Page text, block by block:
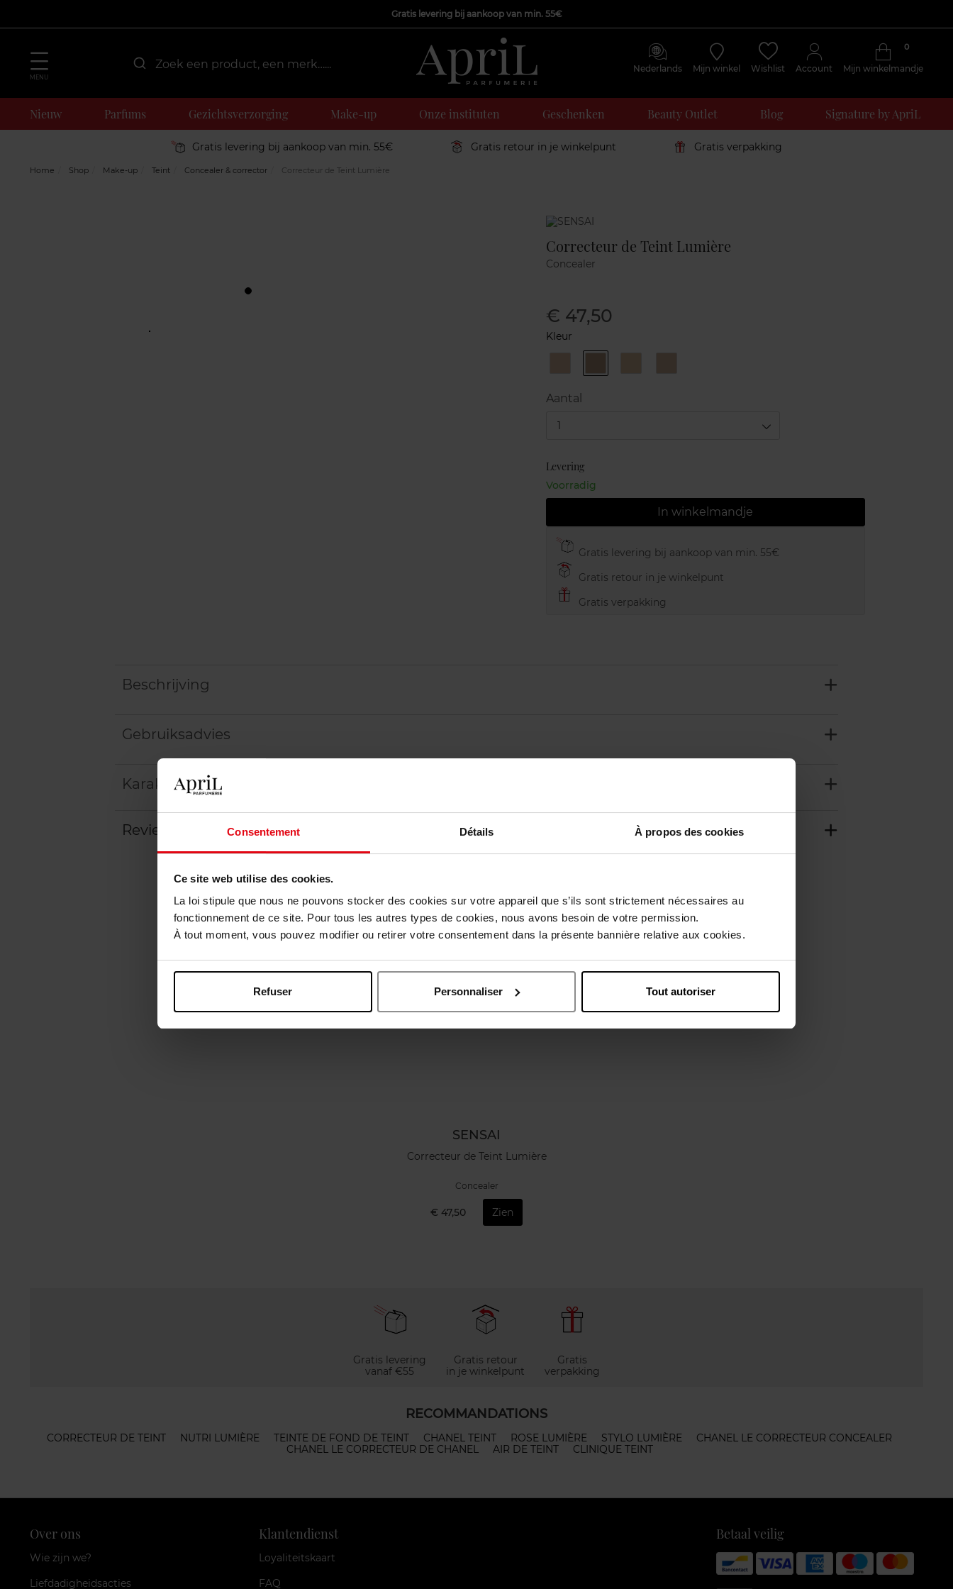
Consentement Détails À propos des cookies
Ce site web utilise des cookies.
La loi stipule que nous ne pouvons stocker des cookies sur votre appareil que s’ils sont strictement nécessaires au
fonctionnement de ce site. Pour tous les autres types de cookies, nous avons besoin de votre permission.
À tout moment, vous pouvez modifier ou retirer votre consentement dans la présente bannière relative aux cookies.
Refuser Personnaliser Tout autoriser
Gratis levering bij aankoop van min. 55€
MENU
Nederlands Mijn winkel Wishlist Account Mijn winkelmandje
0
Nieuw Parfums Gezichtsverzorging Make-up Onze instituten Geschenken Beauty Outlet Blog Signature by ApriL
Gratis levering bij aankoop van min. 55€ Gratis retour in je winkelpunt Gratis verpakking
Home Shop Make-up Teint Concealer & corrector Correcteur de Teint Lumière
Marque
Correcteur de Teint Lumière
Concealer
€ 47,50
Kleur
Rose AlmondIvory Sand
Aantal
1
Levering
Voorradig
In winkelmandje
Gratis levering bij aankoop van min. 55€
Gratis retour in je winkelpunt
Gratis verpakking
Beschrijving
Gebruiksadvies
Karakteristieken
Review Beleid inzake klantbeoordelingen
SENSAI
Correcteur de Teint Lumière
Concealer
€ 47,50 Zien
Gratis levering
vanaf €55
Gratis retour
in je winkelpunt
Gratis
verpakking
RECOMMANDATIONS
CORRECTEUR DE TEINT NUTRI LUMIÈRE TEINTE DE FOND DE TEINT CHANEL TEINT ROSE LUMIÈRE STYLO LUMIÈRE
CHANEL LE CORRECTEUR CONCEALER
CHANEL LE CORRECTEUR DE CHANEL
AIR DE TEINT CLINIQUE TEINT
Over ons
Wie zijn we?
Liefdadigheidsacties
Klantendienst
Loyaliteitskaart
FAQ
Betaal veilig